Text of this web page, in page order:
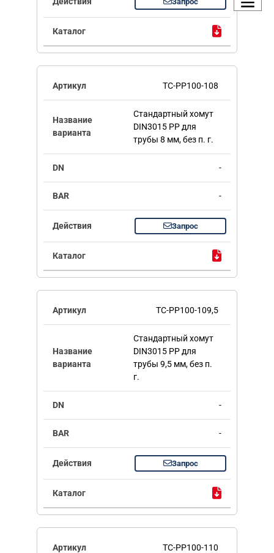
TC-PP100-108
Стандартный хомут
DIN3015 PP для
трубы 8 мм, без п. г.
-
-
Запрос
TC-PP100-109,5
Стандартный хомут
DIN3015 PP для
трубы 9,5 мм, без п.
г.
-
-
Запрос
TC-PP100-110